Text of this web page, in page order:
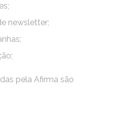
newsletter;
pela Afirma são